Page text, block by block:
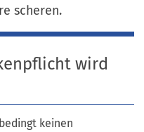
scheren.
wird
keinen